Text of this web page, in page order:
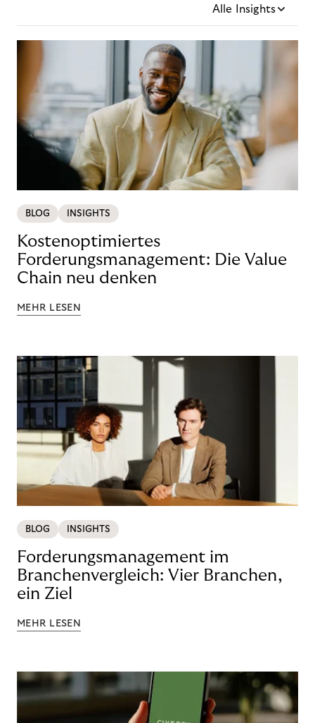
Alle Insights
BLOG INSIGHTS
Kostenoptimiertes
Forderungsmanagement: Die Value
Chain neu denken
MEHR LESEN
BLOG INSIGHTS
Forderungsmanagement im
Branchenvergleich: Vier Branchen,
ein Ziel
MEHR LESEN